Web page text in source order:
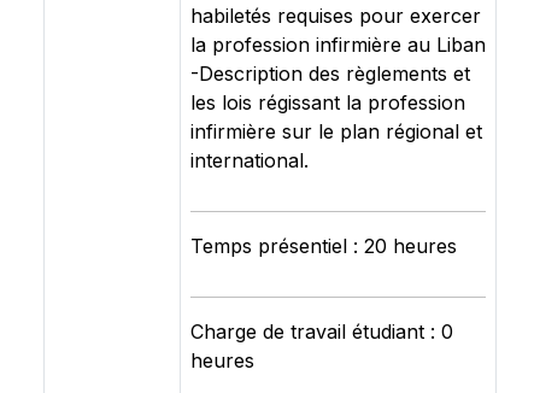
habiletés requises pour exercer
la profession infirmière au Liban
-Description des règlements et
les lois régissant la profession
infirmière sur le plan régional et
international.
Temps présentiel : 20 heures
Charge de travail étudiant : 0
heures